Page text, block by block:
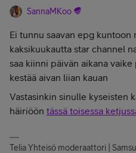
SannaMKoo
Ei tunnu saavan epg kuntoon
kaksikuukautta star channel
saa kiinni päivän aikana
kestää aivan liian kauan
Vastasinkin sinulle kyseisten
häiriöön tässä toisessa
Telia Yhteisö moderaattori |